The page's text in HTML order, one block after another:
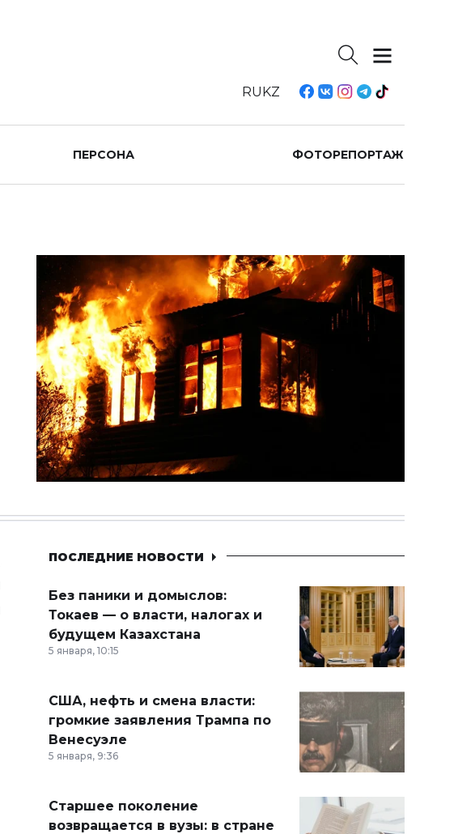
RUKZ
ПЕРСОНА ФОТОРЕПОРТАЖ
ПОСЛЕДНИЕ НОВОСТИ
Без паники и домыслов:
Токаев — о власти, налогах и
будущем Казахстана
5 января, 10:15
США, нефть и смена власти:
громкие заявления Трампа по
Венесуэле
5 января, 9:36
Старшее поколение
возвращается в вузы: в стране